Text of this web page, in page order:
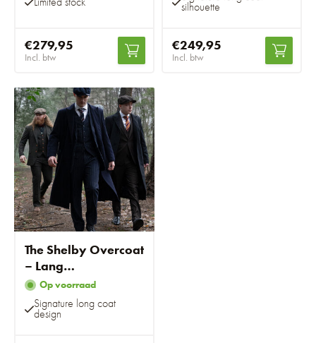
€279,95
Incl. btw
silhouette
€249,95
Incl. btw
The Shelby Overcoat
– Lang
Marineblauw
Op voorraad
Signature long coat
design